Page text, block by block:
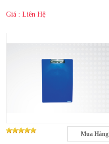
Giá : Liên Hệ
Mua Hàng